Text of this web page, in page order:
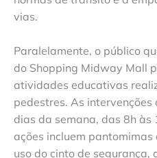
vias.
Paralelamente, o público
do Shopping Midway Mall
atividades educativas
pedestres. As intervenções
dias da semana, das 8h às
ações incluem pantomimas
uso do cinto de segurança,